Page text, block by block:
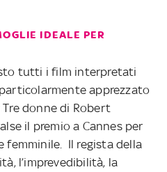
IDEALE PER
tutti i film interpretati
apprezzato
donne di Robert
il premio a Cannes per
femminile. Il regista della
l’imprevedibilità, la